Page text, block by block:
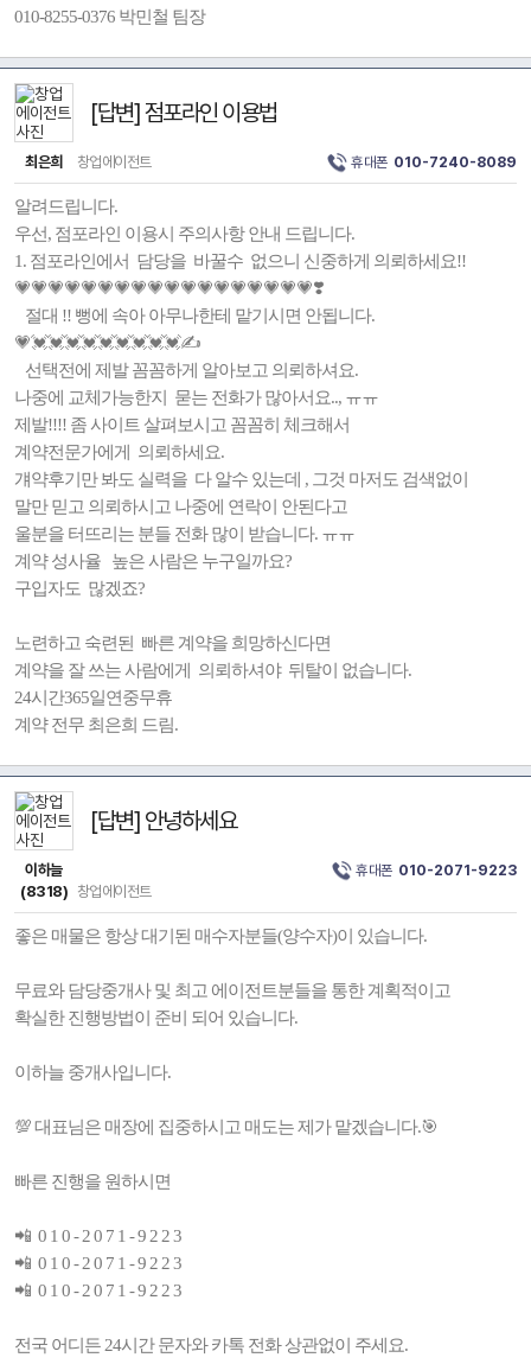
010-8255-0376 박민철 팀장
[답변] 점포라인 이용법
최은희 창업에이전트 휴대폰 010-7240-8089
알려드립니다.
우선, 점포라인 이용시 주의사항 안내 드립니다.
1. 점포라인에서 담당을 바꿀수 없으니 신중하게 의뢰하세요!!
💗💗💗💗💗💗💗💗💗💗💗💗💗💗💗💗💗💗❣️
절대 !! 뻥에 속아 아무나한테 맡기시면 안됩니다.
💗💓💓💓💓💓💓💓💓💓✍️
선택전에 제발 꼼꼼하게 알아보고 의뢰하셔요.
나중에 교체가능한지 묻는 전화가 많아서요.., ㅠㅠ
제발!!!! 좀 사이트 살펴보시고 꼼꼼히 체크해서
계약전문가에게 의뢰하세요.
걔약후기만 봐도 실력을 다 알수 있는데 , 그것 마저도 검색없이
말만 믿고 의뢰하시고 나중에 연락이 안된다고
울분을 터뜨리는 분들 전화 많이 받습니다. ㅠㅠ
계약 성사율 높은 사람은 누구일까요?
구입자도 많겠죠?
노련하고 숙련된 빠른 계약을 희망하신다면
계약을 잘 쓰는 사람에게 의뢰하셔야 뒤탈이 없습니다.
24시간365일연중무휴
계약 전무 최은희 드림.
[답변] 안녕하세요
이하늘
(8318) 창업에이전트
휴대폰 010-2071-9223
좋은 매물은 항상 대기된 매수자분들(양수자)이 있습니다.
무료와 담당중개사 및 최고 에이전트분들을 통한 계획적이고
확실한 진행방법이 준비 되어 있습니다.
이하늘 중개사입니다.
💯 대표님은 매장에 집중하시고 매도는 제가 맡겠습니다.🎯
빠른 진행을 원하시면
📲 0 1 0 - 2 0 7 1 - 9 2 2 3
📲 0 1 0 - 2 0 7 1 - 9 2 2 3
📲 0 1 0 - 2 0 7 1 - 9 2 2 3
전국 어디든 24시간 문자와 카톡 전화 상관없이 주세요.